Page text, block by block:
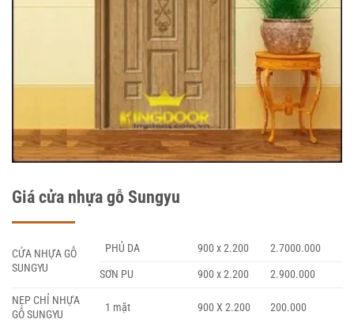
Giá cửa nhựa gỗ Sungyu
CỬA NHỰA GỖ
SUNGYU
PHỦ DA 900 x 2.200
2.7000.000
SƠN PU
900 x 2.200
2.900.000
NẸP CHỈ NHỰA
GỖ SUNGYU
1 mặt 900 X 2.200 200.000